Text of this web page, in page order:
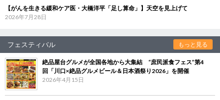
【がんを生きる緩和ケア医・大橋洋平「足し算命」】天空を見上げて
2026年7月28日
フェスティバル もっと見る
絶品屋台グルメが全国各地から大集結 “庶民派食フェス”第4
回「川口×絶品グルメビール＆日本酒祭り2026」を開催
2026年4月15日